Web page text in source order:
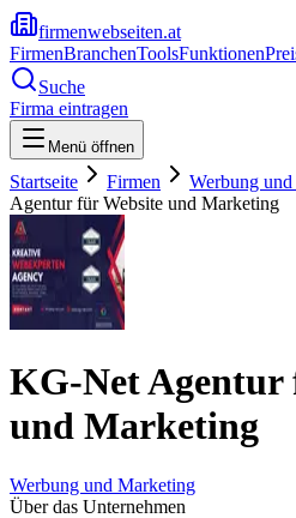
firmenwebseiten.at
FirmenBranchenToolsFunktionen
Suche
Firma eintragen
Menü öffnen
Startseite Firmen Werbung
Agentur für Website und Marketing
KG-Net Agentur
und Marketing
Werbung und Marketing
Über das Unternehmen